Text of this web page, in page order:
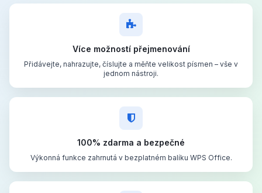
Více možností přejmenování
Přidávejte, nahrazujte, číslujte a měňte velikost písmen – vše v
jednom nástroji.
100% zdarma a bezpečné
Výkonná funkce zahrnutá v bezplatném balíku WPS Office.